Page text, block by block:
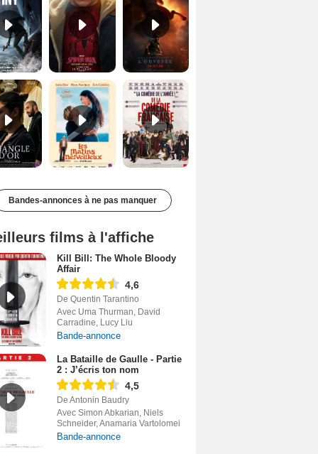
Le Triangle d'or Bande-annonce VF De la Comédie-Française Teaser VF
Bandes-annonces à ne pas manquer
films à l'affiche
Kill Bill: The Whole Bloody
Affair
4,6
De Quentin Tarantino
Avec Uma Thurman, David
Carradine, Lucy Liu
Bande-annonce
La Bataille de Gaulle - Partie
2 : J’écris ton nom
4,5
De Antonin Baudry
Avec Simon Abkarian, Niels
Schneider, Anamaria Vartolomei
Bande-annonce